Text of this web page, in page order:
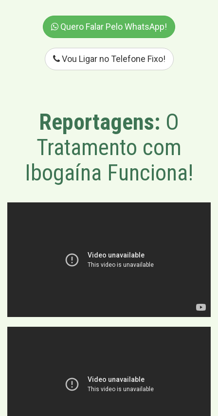
Quero Falar Pelo WhatsApp!
Vou Ligar no Telefone Fixo!
Reportagens: O
Tratamento com
Ibogaína Funciona!